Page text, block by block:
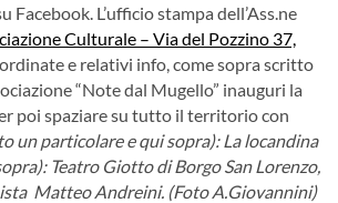
Facebook. L’ufficio stampa dell’Ass.ne
Culturale – Via del Pozzino 37,
e relativi info, come sopra scritto
“Note dal Mugello” inauguri la
poi spaziare su tutto il territorio con
un particolare e qui sopra): La locandina
Teatro Giotto di Borgo San Lorenzo,
Matteo Andreini. (Foto A.Giovannini)